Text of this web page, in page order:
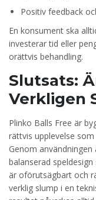
Positiv feedback
En konsument ska
investerar tid eller
orättvis behandling.
Slutsats:
Verkligen
Plinko Balls Free är
rättvis upplevelse
Genom
balanserad
är oförutsägbart och
verklig slump i en